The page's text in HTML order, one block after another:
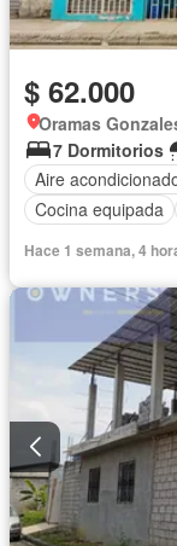
$ 62.000
Oramas
7 Dormitorios
Aire
Cocina equipada
Hace 1 semana, 4